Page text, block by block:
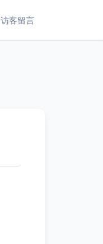
访客留言